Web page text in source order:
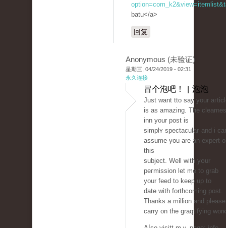
batu</a>
回复
Anonymous (未验证)
星期三, 04/24/2019 - 02:31
永久连接
冒个泡吧！ | 泡泡
Just want tto saу your
is as amazing. The
inn your post is
simplʏ spectaculaг and i
assume you аre an expert
this
subject. Well with yօur
peгmіssion let me to grab
your feed to keep up to
date with forthcoming post.
Thanks a million and please
carry on the graqtifying